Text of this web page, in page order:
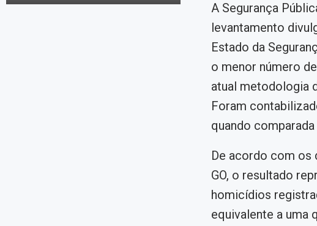
A Segurança
levantamento
Estado da
o menor número
atual metodologia
Foram
quando
De acordo com os
GO, o resultado
homicídios
equivalente a uma